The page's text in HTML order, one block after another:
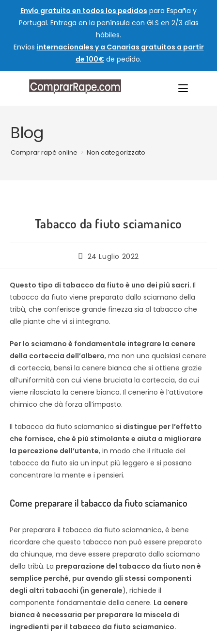
Envío gratuito en todos los pedidos para España y
Portugal. Entrega en la península con GLS en 2/3 días
hábiles.
Envíos internacionales y a Canarias gratuitos a partir
de 100€ de pedido.
Blog
Comprar rapé online > Non categorizzato
Tabacco da fiuto sciamanico
24 Luglio 2022
Questo tipo di tabacco da fiuto è uno dei più sacri. Il
tabacco da fiuto viene preparato dallo sciamano della
tribù, che conferisce grande finezza sia al tabacco che
alle piante che vi si integrano.
Per lo sciamano è fondamentale integrare la cenere
della corteccia dell’albero, ma non una qualsiasi cenere
di corteccia, bensì la cenere bianca che si ottiene grazie
all’uniformità con cui viene bruciata la corteccia, da cui
viene rilasciata la cenere bianca. Il cenerino è l’attivatore
chimico che dà forza all’impasto.
Il tabacco da fiuto sciamanico si distingue per l’effetto
che fornisce, che è più stimolante e aiuta a migliorare
la percezione dell’utente, in modo che il rituale del
tabacco da fiuto sia un input più leggero e si possano
concentrare la mente e i pensieri.
Come preparare il tabacco da fiuto sciamanico
Per preparare il tabacco da fiuto sciamanico, è bene
ricordare che questo tabacco non può essere preparato
da chiunque, ma deve essere preparato dallo sciamano
della tribù. La preparazione del tabacco da fiuto non è
semplice perché, pur avendo gli stessi componenti
degli altri tabacchi (in generale), richiede il
componente fondamentale della cenere. La cenere
bianca è necessaria per preparare la miscela di
ingredienti per il tabacco da fiuto sciamanico.